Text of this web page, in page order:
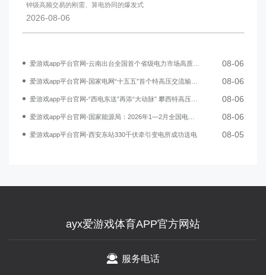
钟级高频交易的刚需、算电协同的爆发式
2026-08-06
爱游戏app平台官网-云南出台全国首个省级电力市场高质量发展行动计划 08-06
爱游戏app平台官网-国家电网“十五五”首个特高压交流输变电工程开工 08-06
爱游戏app平台官网-“西电东送”再添“大动脉” 攀西特高压交流工程开工 08-06
爱游戏app平台官网-国家能源局：2026年1—2月全国电力市场交易电量同比增长25.5% 08-06
爱游戏app平台官网-西安东站330千伏牵引变电所成功送电 08-05
ayx爱游戏体育APP官方网站
服务电话